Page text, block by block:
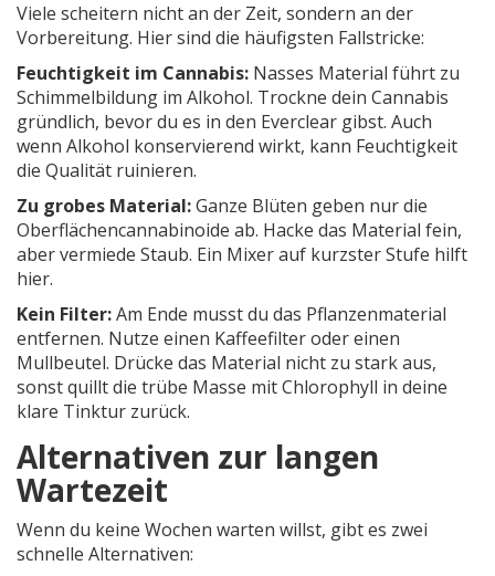
Viele scheitern nicht an der Zeit, sondern an der
Vorbereitung. Hier sind die häufigsten Fallstricke:
Feuchtigkeit im Cannabis: Nasses Material führt zu
Schimmelbildung im Alkohol. Trockne dein Cannabis
gründlich, bevor du es in den Everclear gibst. Auch
wenn Alkohol konservierend wirkt, kann Feuchtigkeit
die Qualität ruinieren.
Zu grobes Material:Ganze Blüten geben nur die
Oberflächencannabinoide ab. Hacke das Material fein,
aber vermiede Staub. Ein Mixer auf kurzster Stufe hilft
hier.
Kein Filter:Am Ende musst du das Pflanzenmaterial
entfernen. Nutze einen Kaffeefilter oder einen
Mullbeutel. Drücke das Material nicht zu stark aus,
sonst quillt die trübe Masse mit Chlorophyll in deine
klare Tinktur zurück.
Alternativen zur langen
Wartezeit
Wenn du keine Wochen warten willst, gibt es zwei
schnelle Alternativen: